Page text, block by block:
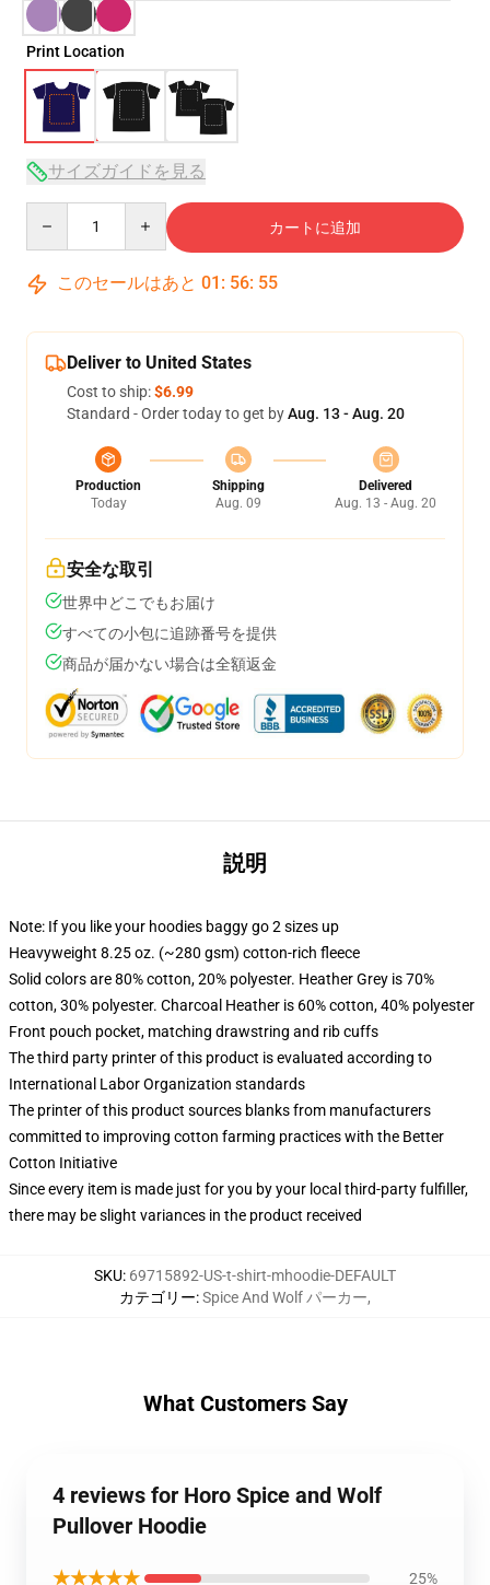
Print Location
サイズガイドを見る
カートに追加
このセールはあと 01 : 56: 54
Deliver to United States
Cost to ship:$6.99
Standard - Order today to get byAug. 13 - Aug. 20
Production
Today
Shipping
Aug. 09
Delivered
Aug. 13 - Aug. 20
安全な取引
世界中どこでもお届け
すべての小包に追跡番号を提供
商品が届かない場合は全額返金
説明
Note: If you like your hoodies baggy go 2 sizes up
Heavyweight 8.25 oz. (~280 gsm) cotton-rich fleece
Solid colors are 80% cotton, 20% polyester. Heather Grey is 70%
cotton, 30% polyester. Charcoal Heather is 60% cotton, 40% polyester
Front pouch pocket, matching drawstring and rib cuffs
The third party printer of this product is evaluated according to
International Labor Organization standards
The printer of this product sources blanks from manufacturers
committed to improving cotton farming practices with the Better
Cotton Initiative
Since every item is made just for you by your local third-party fulfiller,
there may be slight variances in the product received
SKU: 69715892-US-t-shirt-mhoodie-DEFAULT
カテゴリー:Spice And Wolf パーカー,
What Customers Say
4 reviews for Horo Spice and Wolf
Pullover Hoodie
★★★★★ 25%